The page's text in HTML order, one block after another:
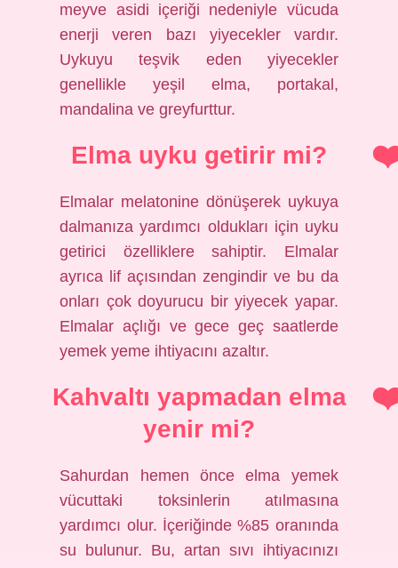
meyve asidi içeriği nedeniyle vücuda
enerji veren bazı yiyecekler vardır.
Uykuyu teşvik eden yiyecekler
genellikle yeşil elma, portakal,
mandalina ve greyfurttur.
Elma uyku getirir mi?
Elmalar melatonine dönüşerek uykuya
dalmanıza yardımcı oldukları için uyku
getirici özelliklere sahiptir. Elmalar
ayrıca lif açısından zengindir ve bu da
onları çok doyurucu bir yiyecek yapar.
Elmalar açlığı ve gece geç saatlerde
yemek yeme ihtiyacını azaltır.
Kahvaltı yapmadan elma
yenir mi?
Sahurdan hemen önce elma yemek
vücuttaki toksinlerin atılmasına
yardımcı olur. İçeriğinde %85 oranında
su bulunur. Bu, artan sıvı ihtiyacınızı